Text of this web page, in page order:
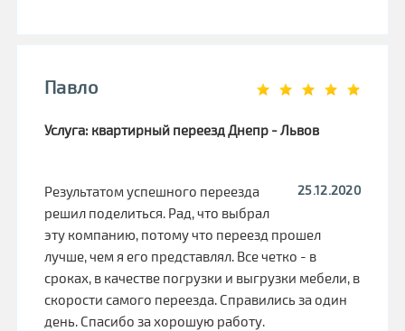
Павло
Услуга: квартирный переезд Днепр - Львов
25.12.2020
Результатом успешного переезда
решил поделиться. Рад, что выбрал
эту компанию, потому что переезд прошел
лучше, чем я его представлял. Все четко - в
сроках, в качестве погрузки и выгрузки мебели, в
скорости самого переезда. Справились за один
день. Спасибо за хорошую работу.